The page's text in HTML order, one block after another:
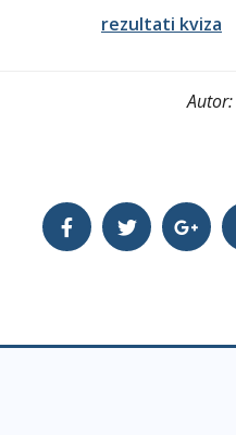
rezultati kviza
Autor: